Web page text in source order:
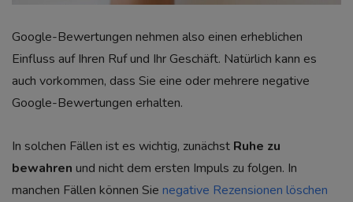
Google-Bewertungen nehmen also einen erheblichen
Einfluss auf Ihren Ruf und Ihr Geschäft. Natürlich kann es
auch vorkommen, dass Sie eine oder mehrere negative
Google-Bewertungen erhalten.
In solchen Fällen ist es wichtig, zunächst Ruhe zu
bewahren und nicht dem ersten Impuls zu folgen. In
manchen Fällen können Sie negative Rezensionen löschen